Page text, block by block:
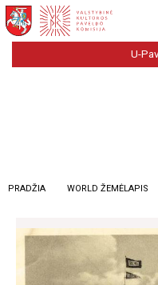
U-
PRADŽIA WORLD ŽEMĖLAPIS